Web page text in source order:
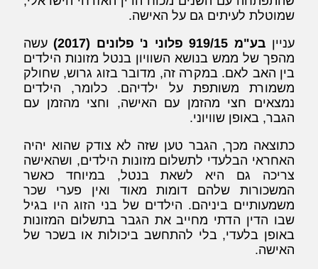
שמוטלת לעיתים גם על האישה.
עניין בע"מ 919/15 פלוני נ' פלונים (2017)
עשה
מהפך של ממש בנושא השוויון בנטל מזונות הילדים
בין האב לאם. במקרה זה, מדובר בזוג גרוש, שחולק
משמורת משותפת על ילדיהם. כלומר, הילדים
נמצאים חצי מהזמן עם האישה, וחצי מהזמן עם
הגבר, באופן שוויוני.
כתוצאה מכך, הגבר טען שזה לא צודק שהוא יהיה
האחראי הבלעדי לתשלום מזונות הילדים, ושהאישה
צריכה גם היא לשאת בנטל, במיוחד כאשר
המשכורות שלהם דומות מאוד ואין פערי שכר
משמעותיים ביניהם. הילדים של בני הזוג היו בגיל
שבו הדין הדתי מחייב את הגבר בתשלום המזונות
באופן בלעדי, בלי להתחשב ביכולות או בשכר של
האישה.